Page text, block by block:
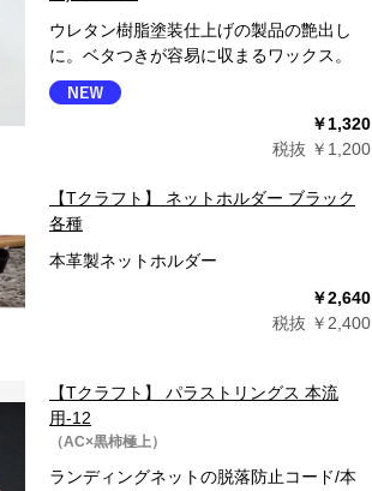
ウレタン樹脂塗装仕上げの製品の艶出し
に。ベタつきが容易に収まるワックス。
￥1,320
税抜 ￥1,200
【Tクラフト】 ネットホルダー ブラック
各種
本革製ネットホルダー
￥2,640
税抜 ￥2,400
【Tクラフト】 パラストリングス 本流
用-12
（AC×黒柿極上）
ランディングネットの脱落防止コード/本